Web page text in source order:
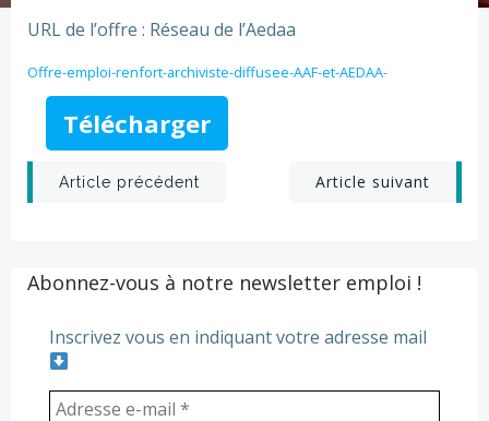
URL de l’offre : Réseau de l’Aedaa
Offre-emploi-renfort-archiviste-diffusee-AAF-et-AEDAA-
Télécharger
Post
Article précédent
PostArticle suivant
Abonnez-vous à notre newsletter emploi !
Inscrivez vous en indiquant votre adresse mail